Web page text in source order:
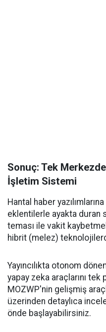
Sonuç: Tek
İşletim Sistemi
Hantal haber
eklentilerle ayakta duran
teması ile vakit
hibrit (melez)
Yayıncılıkta otonom
yapay zeka araçlarını
MOZWP'nin gelişmiş
üzerinden detaylıca
önde başlayabilirsiniz.